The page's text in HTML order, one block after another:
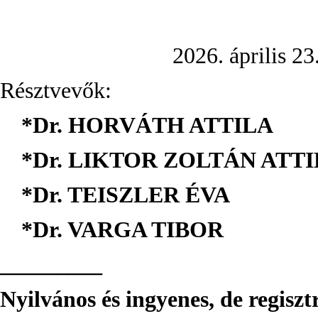
2026. április
Résztvevők:
*Dr. HORVÁTH ATTILA
*Dr. LIKTOR ZOLTÁN
*Dr. TEISZLER ÉVA
*Dr. VARGA TIBOR
Nyilvános és ingyenes, de